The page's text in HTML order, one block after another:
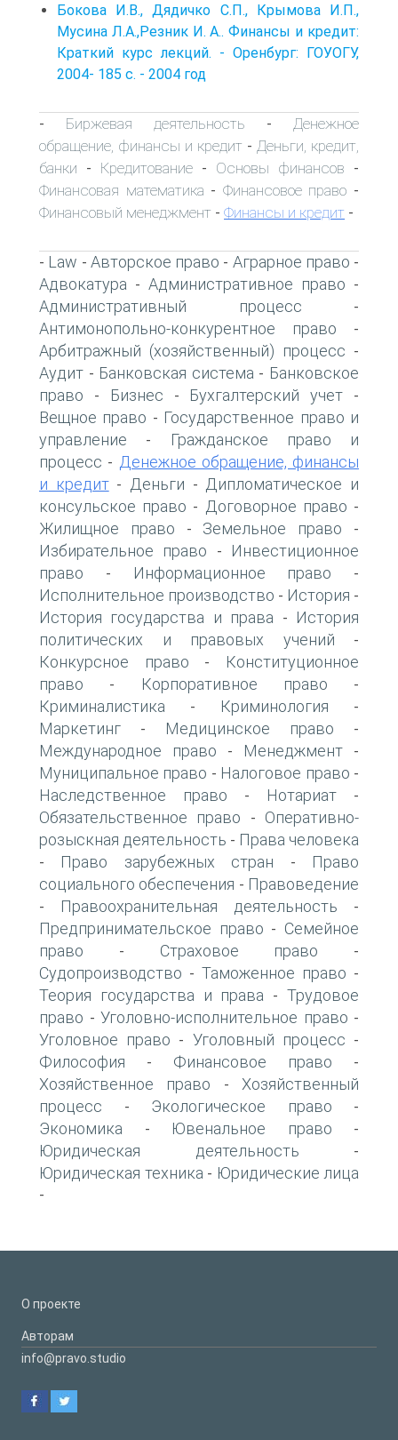
Бокова И.В., Дядичко С.П., Крымова И.П.,
Мусина Л.А.,Резник И. А.. Финансы и кредит:
Краткий курс лекций. - Оренбург: ГОУОГУ,
2004- 185 с. - 2004 год
- Биржевая деятельность - Денежное
обращение, финансы и кредит - Деньги, кредит,
банки - Кредитование - Основы финансов -
Финансовая математика - Финансовое право -
Финансовый менеджмент - Финансы и кредит -
- Law - Авторское право - Аграрное право -
Адвокатура - Административное право -
Административный процесс -
Антимонопольно-конкурентное право -
Арбитражный (хозяйственный) процесс -
Аудит - Банковская система - Банковское
право - Бизнес - Бухгалтерский учет -
Вещное право - Государственное право и
управление -
Гражданское право и
процесс - Денежное обращение, финансы
и кредит- Деньги - Дипломатическое и
консульское право - Договорное право -
Жилищное право - Земельное право -
Избирательное право -
Инвестиционное
право - Информационное право -
Исполнительное производство - История -
История государства и права -
История
политических и правовых учений -
Конкурсное право -
Конституционное
право - Корпоративное право -
Криминалистика - Криминология -
Маркетинг - Медицинское право -
Международное право - Менеджмент -
Муниципальное право - Налоговое право -
Наследственное право - Нотариат -
Обязательственное право - Оперативно-
розыскная деятельность - Права человека
- Право зарубежных стран -
Право
социального обеспечения - Правоведение
- Правоохранительная деятельность -
Предпринимательское право - Семейное
право - Страховое право -
Судопроизводство - Таможенное право -
Теория государства и права -Трудовое
право - Уголовно-исполнительное право -
Уголовное право - Уголовный процесс -
Философия - Финансовое право -
Хозяйственное право - Хозяйственный
процесс - Экологическое право -
Экономика - Ювенальное право -
Юридическая деятельность -
Юридическая техника - Юридические лица
-
О проекте
Авторам
info@pravo.studio